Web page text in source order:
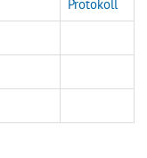
Protokoll